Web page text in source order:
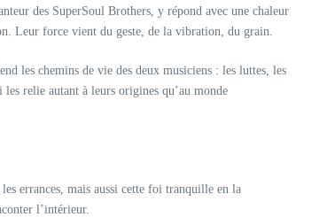
des SuperSoul Brothers, y répond avec une chaleur
Leur force vient du geste, de la vibration, du grain.
les chemins de vie des deux musiciens : les luttes, les
relie autant à leurs origines qu’au monde
errances, mais aussi cette foi tranquille en la
l’intérieur.